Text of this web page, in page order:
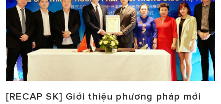
[RECAP SK] Giới thiệu phương pháp mới